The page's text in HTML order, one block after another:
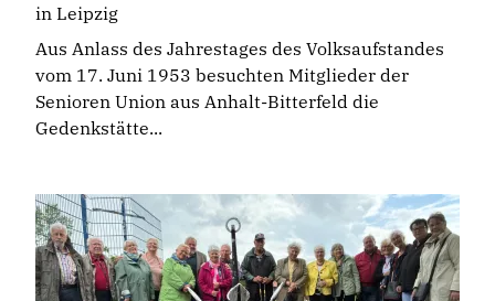
in Leipzig
Aus Anlass des Jahrestages des Volksaufstandes
vom 17. Juni 1953 besuchten Mitglieder der
Senioren Union aus Anhalt-Bitterfeld die
Gedenkstätte...